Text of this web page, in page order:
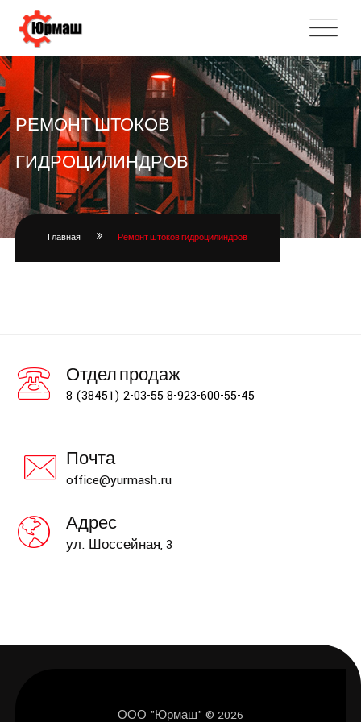
РЕМОНТ ШТОКОВ
ГИДРОЦИЛИНДРОВ
Главная Ремонт штоков гидроцилиндров
Отдел продаж
8 (38451) 2-03-55 8-923-600-55-45
Почта
office@yurmash.ru
Адрес
ул. Шоссейная, 3
ООО "Юрмаш" © 2026